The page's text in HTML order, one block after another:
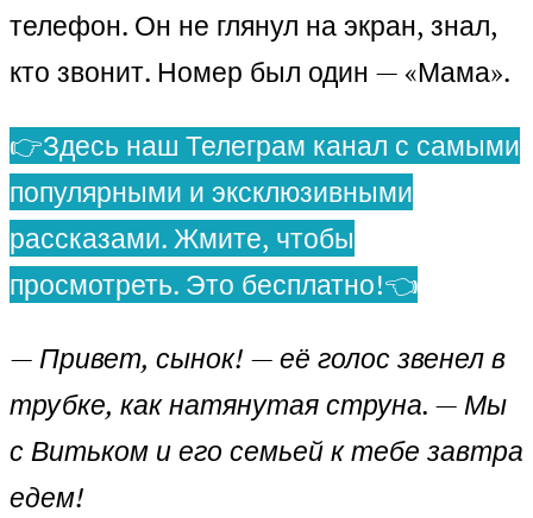
телефон. Он не глянул на экран, знал,
кто звонит. Номер был один — «Мама».
👉Здесь наш Телеграм канал с самыми
популярными и эксклюзивными
рассказами. Жмите, чтобы
просмотреть. Это бесплатно!👈
— Привет, сынок! — её голос звенел в
трубке, как натянутая струна. — Мы
с Витьком и его семьей к тебе завтра
едем!